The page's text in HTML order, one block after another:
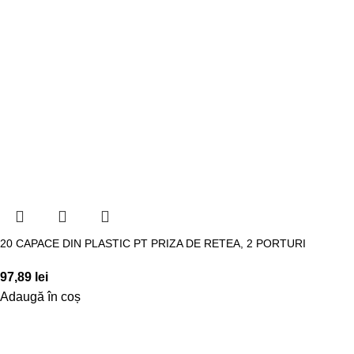
20 CAPACE DIN PLASTIC PT PRIZA DE RETEA, 2 PORTURI
97,89 lei
Adaugă în coș